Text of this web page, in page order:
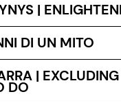
|
DI UN MITO
|
DO